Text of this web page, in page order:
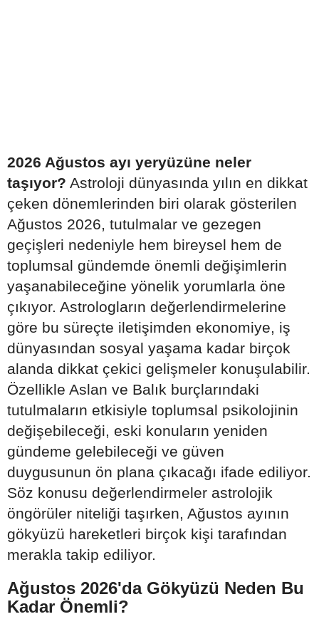
2026 Ağustos ayı yeryüzüne neler
taşıyor? Astroloji dünyasında yılın en dikkat
çeken dönemlerinden biri olarak gösterilen
Ağustos 2026, tutulmalar ve gezegen
geçişleri nedeniyle hem bireysel hem de
toplumsal gündemde önemli değişimlerin
yaşanabileceğine yönelik yorumlarla öne
çıkıyor. Astrologların değerlendirmelerine
göre bu süreçte iletişimden ekonomiye, iş
dünyasından sosyal yaşama kadar birçok
alanda dikkat çekici gelişmeler konuşulabilir.
Özellikle Aslan ve Balık burçlarındaki
tutulmaların etkisiyle toplumsal psikolojinin
değişebileceği, eski konuların yeniden
gündeme gelebileceği ve güven
duygusunun ön plana çıkacağı ifade ediliyor.
Söz konusu değerlendirmeler astrolojik
öngörüler niteliği taşırken, Ağustos ayının
gökyüzü hareketleri birçok kişi tarafından
merakla takip ediliyor.
Ağustos 2026'da Gökyüzü Neden Bu
Kadar Önemli?